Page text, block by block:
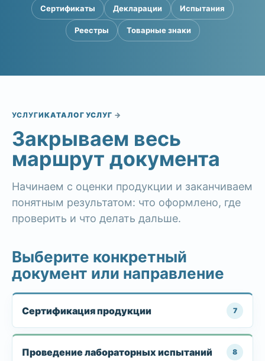
Соответствие
подтверждено
Реестр Сроки
Сертификаты Декларации Испытания
Реестры Товарные знаки
УСЛУГИКАТАЛОГ УСЛУГ
Закрываем весь
маршрут документа
Начинаем с оценки продукции и заканчиваем
понятным результатом: что оформлено, где
проверить и что делать дальше.
Выберите конкретный
документ или направление
Сертификация продукции 7
Проведение лабораторных испытаний 8